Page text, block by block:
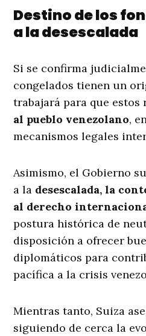
Destino de los
a la desescalada
Si se confirma
congelados tienen un
trabajará para que
al pueblo venezolano,
mecanismos legales
Asimismo, el Gobierno
a la desescalada, la
al derecho
postura histórica de
disposición a ofrecer
diplomáticos para
pacífica a la crisis
Mientras tanto, Suiza
siguiendo de cerca la